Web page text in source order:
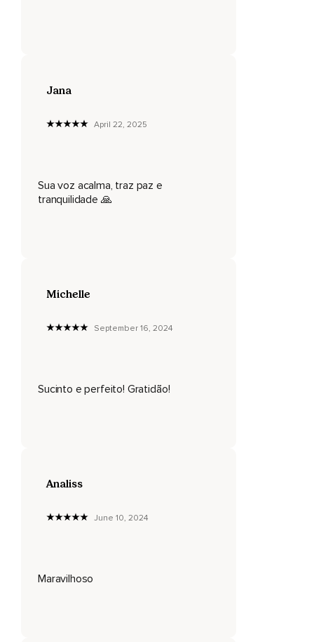
Jana
April 22, 2025
Sua voz acalma, traz paz e
tranquilidade 🙏
Michelle
September 16, 2024
Sucinto e perfeito! Gratidão!
Analiss
June 10, 2024
Maravilhoso